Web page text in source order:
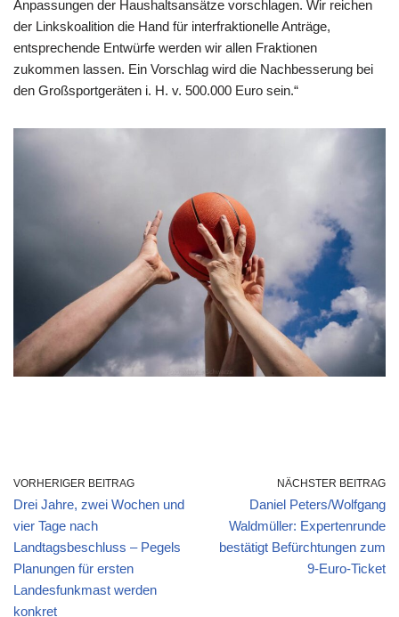
Anpassungen der Haushaltsansätze vorschlagen. Wir reichen
der Linkskoalition die Hand für interfraktionelle Anträge,
entsprechende Entwürfe werden wir allen Fraktionen
zukommen lassen. Ein Vorschlag wird die Nachbesserung bei
den Großsportgeräten i. H. v. 500.000 Euro sein.“
VORHERIGER BEITRAG
Drei Jahre, zwei Wochen und
vier Tage nach
Landtagsbeschluss – Pegels
Planungen für ersten
Landesfunkmast werden
konkret
NÄCHSTER BEITRAG
Daniel Peters/Wolfgang
Waldmüller: Expertenrunde
bestätigt Befürchtungen zum
9-Euro-Ticket